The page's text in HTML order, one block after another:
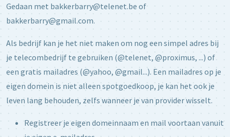
Gedaan met bakkerbarry@telenet.be of
bakkerbarry@gmail.com.
Als bedrijf kan je het niet maken om nog een simpel adres bij
je telecombedrijf te gebruiken (@telenet, @proximus, ...) of
een gratis mailadres (@yahoo, @gmail...). Een mailadres op je
eigen domein is niet alleen spotgoedkoop, je kan het ook je
leven lang behouden, zelfs wanneer je van provider wisselt.
Registreer je eigen domeinnaam en mail voortaan vanuit